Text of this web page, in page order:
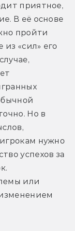
приятное,
В её основе
пройти
из «сил» его
Но в
нужно
успехов за
или